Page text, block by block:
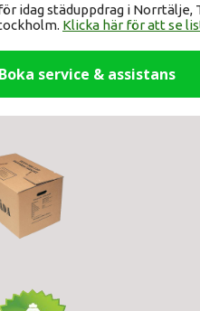
idag städuppdrag i
Klicka här för att se
Boka service & assistans